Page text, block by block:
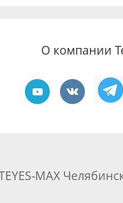
О компании
MAX